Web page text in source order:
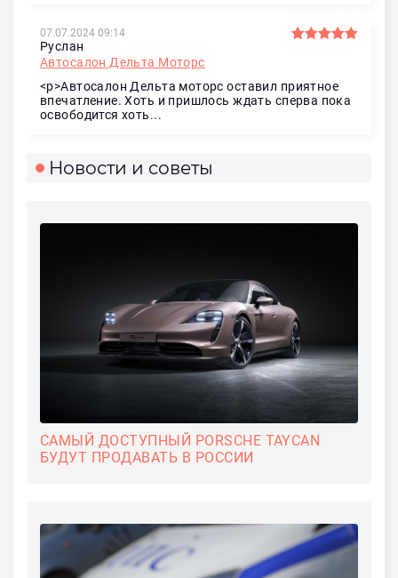
07.07.2024 09:14
Руслан
Автосалон Дельта Моторс
<p>Автосалон Дельта моторс оставил приятное
впечатление. Хоть и пришлось ждать сперва пока
освободится хоть...
Новости и советы
САМЫЙ ДОСТУПНЫЙ PORSCHE TAYCAN
БУДУТ ПРОДАВАТЬ В РОССИИ